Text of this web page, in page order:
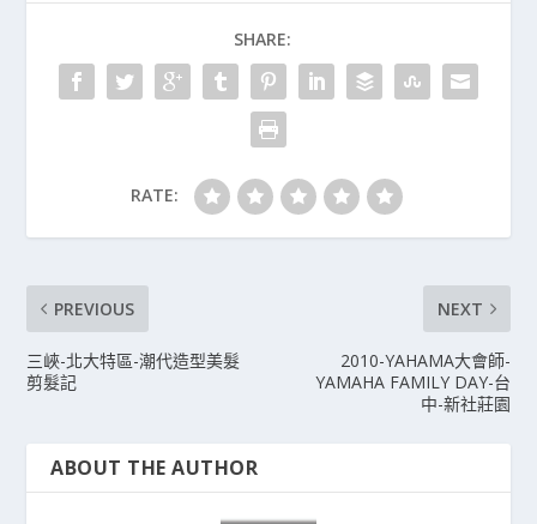
SHARE:
RATE:
PREVIOUS
三峽-北大特區-潮代造型美髮
剪髮記
NEXT
2010-YAHAMA大會師-
YAMAHA FAMILY DAY-台
中-新社莊園
ABOUT THE AUTHOR